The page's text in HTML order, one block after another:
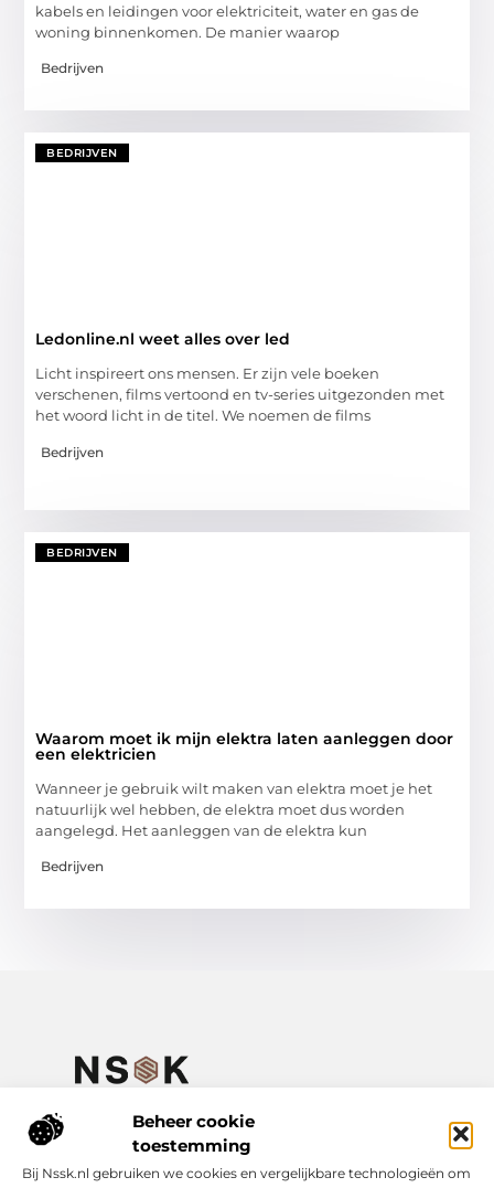
Beheer cookie
toestemming
Bij Nssk.nl gebruiken we cookies en vergelijkbare technologieën om
kabels en leidingen voor elektriciteit, water en gas de
woning binnenkomen. De manier waarop
Bedrijven
BEDRIJVEN
Ledonline.nl weet alles over led
Licht inspireert ons mensen. Er zijn vele boeken
verschenen, films vertoond en tv-series uitgezonden met
het woord licht in de titel. We noemen de films
Bedrijven
BEDRIJVEN
Waarom moet ik mijn elektra laten aanleggen door
een elektricien
Wanneer je gebruik wilt maken van elektra moet je het
natuurlijk wel hebben, de elektra moet dus worden
aangelegd. Het aanleggen van de elektra kun
Bedrijven
Verken een gevarieerd aanbod aan blogs en artikelen over het
dagelijks leven – van handige adviezen tot verdiepende
inzichten, allemaal te vinden op NSSK.nl.